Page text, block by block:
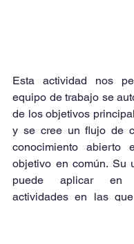
Esta actividad nos
equipo de trabajo se
de los objetivos
y se cree un flujo de
conocimiento
objetivo en común. Su
puede aplicar en
actividades en las